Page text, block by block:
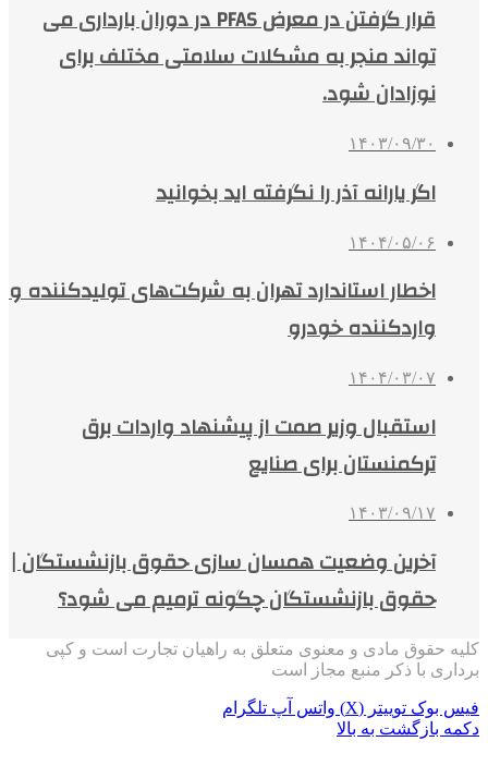
قرار گرفتن در معرض PFAS در دوران بارداری می
تواند منجر به مشکلات سلامتی مختلف برای
نوزادان شود.
۱۴۰۳/۰۹/۳۰
اگر یارانه آذر را نگرفته اید بخوانید
۱۴۰۴/۰۵/۰۶
اخطار استاندارد تهران به شرکت‌های تولیدکننده و
واردکننده خودرو
۱۴۰۴/۰۳/۰۷
استقبال وزیر صمت از پیشنهاد واردات برق
ترکمنستان برای صنایع
۱۴۰۳/۰۹/۱۷
آخرین وضعیت همسان‌ سازی حقوق بازنشستگان |
حقوق بازنشستگان چگونه ترمیم می‌ شود؟
کلیه حقوق مادی و معنوی متعلق به راهیان تجارت است و کپی
برداری با ذکر منبع مجاز است
فیس بوک توییتر (X) واتس آپ تلگرام
دکمه بازگشت به بالا